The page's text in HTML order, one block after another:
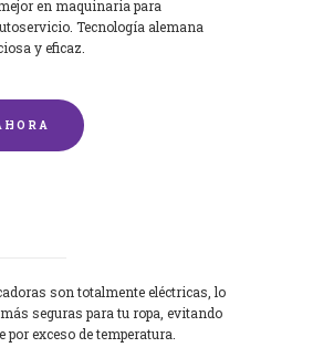
en maquinaria para
Tecnología alemana
y eficaz.
son totalmente eléctricas, lo
seguras para tu ropa, evitando
por exceso de temperatura.